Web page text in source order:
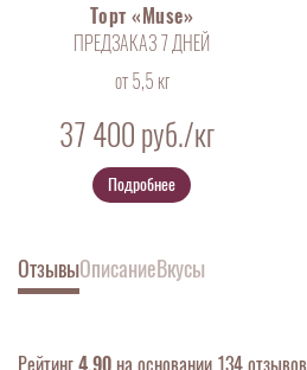
Торт «Muse»
ПРЕДЗАКАЗ 7 ДНЕЙ
от 5,5 кг
37 400 руб./кг
Подробнее
ОтзывыОписаниеВкусы
Рейтинг4.90 на основании 134 отзывов